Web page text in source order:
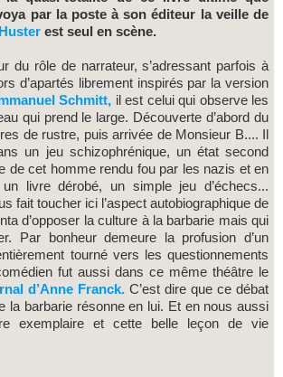
par la poste à son éditeur la veille de
est seul en scène.
du rôle de narrateur, s’adressant parfois à
d’apartés librement inspirés par la version
Schmitt, il est celui qui observe les
qui prend le large. Découverte d’abord du
de rustre, puis arrivée de Monsieur B.... Il
un jeu schizophrénique, un état second
de cet homme rendu fou par les nazis et en
livre dérobé, un simple jeu d’échecs...
fait toucher ici l’aspect autobiographique de
d’opposer la culture à la barbarie mais qui
Par bonheur demeure la profusion d’un
tourné vers les questionnements
fut aussi dans ce même théâtre le
d’Anne Franck. C’est dire que ce débat
la barbarie résonne en lui. Et en nous aussi
exemplaire et cette belle leçon de vie